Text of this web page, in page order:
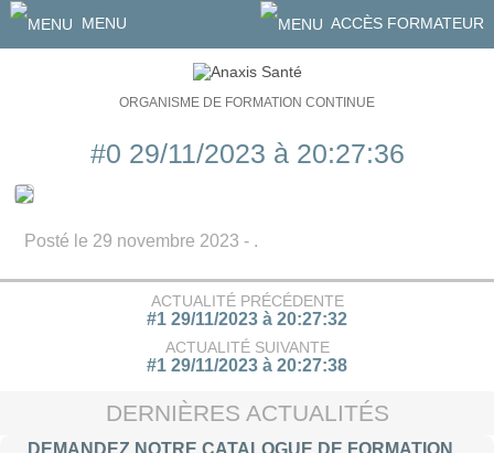
MENU ACCÈS FORMATEUR
ORGANISME DE FORMATION CONTINUE
#0 29/11/2023 à 20:27:36
Posté le 29 novembre 2023 - .
ACTUALITÉ PRÉCÉDENTE
#1 29/11/2023 à 20:27:32
ACTUALITÉ SUIVANTE
#1 29/11/2023 à 20:27:38
DERNIÈRES ACTUALITÉS